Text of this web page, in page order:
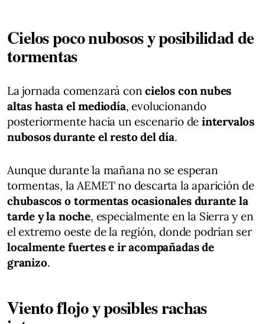
Cielos poco nubosos y posibilidad de
tormentas
La jornada comenzará concielos con nubes
altas hasta el mediodía, evolucionando
posteriormente hacia un escenario de intervalos
nubosos durante el resto del día.
Aunque durante la mañana no se esperan
tormentas, la AEMET no descarta la aparición de
chubascos o tormentas ocasionales durante la
tarde y la noche, especialmente en la Sierra y en
el extremo oeste de la región, donde podrían ser
localmente fuertes e ir acompañadas de
granizo.
Viento flojo y posibles rachas